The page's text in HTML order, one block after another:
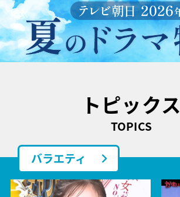
トピックス
TOPICS
バラエティ